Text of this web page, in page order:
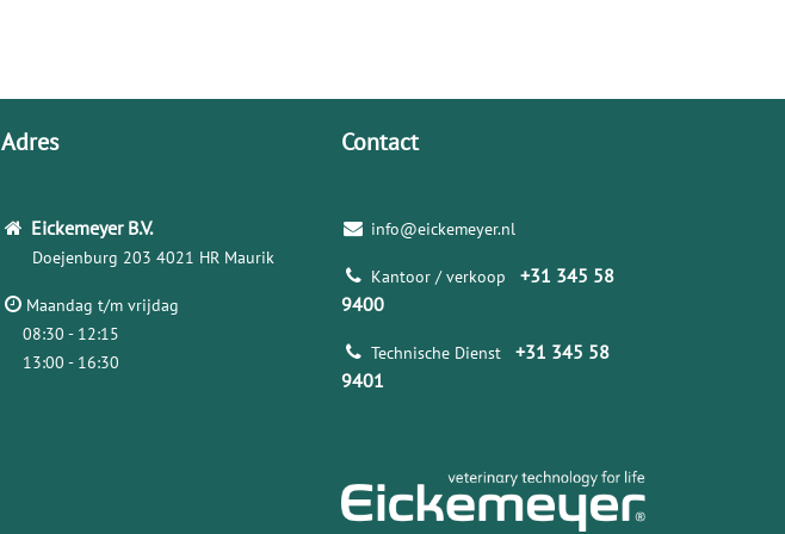
Adres
Eickemeyer B.V.
Doejenburg 203 4021 HR Maurik
Maandag t/m vrijdag
08:30 - 12:15
13:00 - 16:30
Contact
info@eickemeyer.nl
Kantoor / verkoop +31 345 58
9400
Technische Dienst +31 345 58
9401